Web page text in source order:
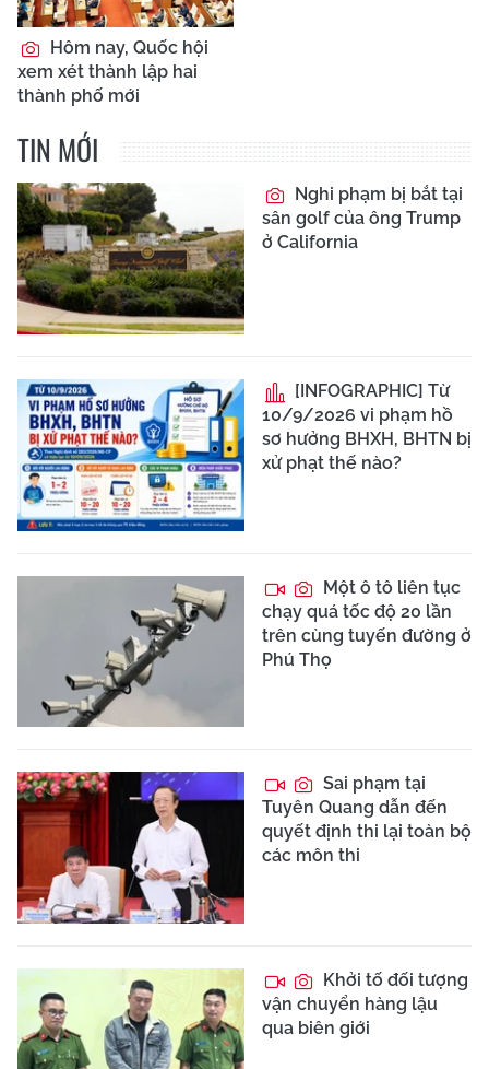
Hôm nay, Quốc hội
xem xét thành lập hai
thành phố mới
TIN MỚI
Nghi phạm bị bắt tại
sân golf của ông Trump
ở California
[INFOGRAPHIC] Từ
10/9/2026 vi phạm hồ
sơ hưởng BHXH, BHTN bị
xử phạt thế nào?
Một ô tô liên tục
chạy quá tốc độ 20 lần
trên cùng tuyến đường ở
Phú Thọ
Sai phạm tại
Tuyên Quang dẫn đến
quyết định thi lại toàn bộ
các môn thi
Khởi tố đối tượng
vận chuyển hàng lậu
qua biên giới